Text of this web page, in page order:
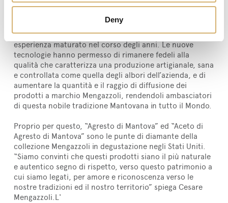
Deny
Sali liquidi ai condimenti. Un percorso di crescita che ha
prime e l’utilizzo di moderne attrezzature senza
sacrificare nulla del patrimonio di tradizione ed
esperienza maturato nel corso degli anni. Le nuove
tecnologie hanno permesso di rimanere fedeli alla
qualità che caratterizza una produzione artigianale, sana
e controllata come quella degli albori dell’azienda, e di
aumentare la quantità e il raggio di diffusione dei
prodotti a marchio Mengazzoli, rendendoli ambasciatori
di questa nobile tradizione Mantovana in tutto il Mondo.
Proprio per questo, “Agresto di Mantova” ed “Aceto di
Agresto di Mantova” sono le punte di diamante della
collezione Mengazzoli in degustazione negli Stati Uniti.
“Siamo convinti che questi prodotti siano il più naturale
e autentico segno di rispetto, verso questo patrimonio a
cui siamo legati, per amore e riconoscenza verso le
nostre tradizioni ed il nostro territorio” spiega Cesare
Mengazzoli.L'